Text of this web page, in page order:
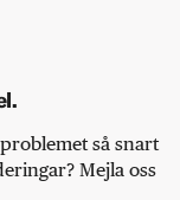
så snart
Mejla oss